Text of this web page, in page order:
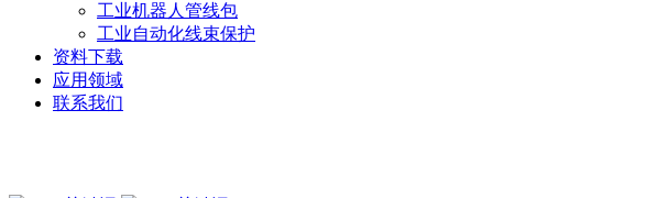
工业机器人管线包
工业自动化线束保护
资料下载
应用领域
联系我们